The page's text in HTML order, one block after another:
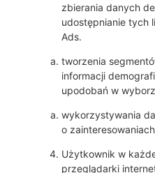
zbierania danych
udostępnianie tych
Ads.
tworzenia
informacji
upodobań w
wykorzystywania
o
Użytkownik w
przeglądarki